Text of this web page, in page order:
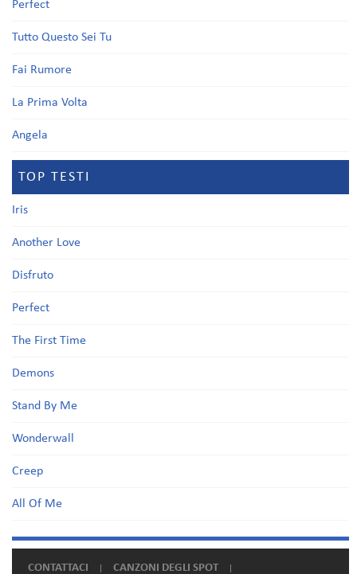
Perfect
Tutto Questo Sei Tu
Fai Rumore
La Prima Volta
Angela
TOP TESTI
Iris
Another Love
Disfruto
Perfect
The First Time
Demons
Stand By Me
Wonderwall
Creep
All Of Me
CONTATTACI CANZONI DEGLI SPOT